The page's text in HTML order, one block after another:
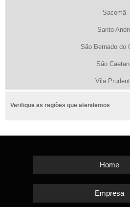
Sacomã
Santo
São Bernado do
São
Vila
Verifique as regiões que atendemos
Home
Empresa